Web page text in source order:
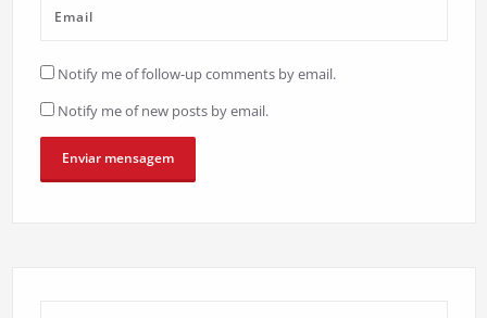
Notify me of follow-up comments by email.
Notify me of new posts by email.